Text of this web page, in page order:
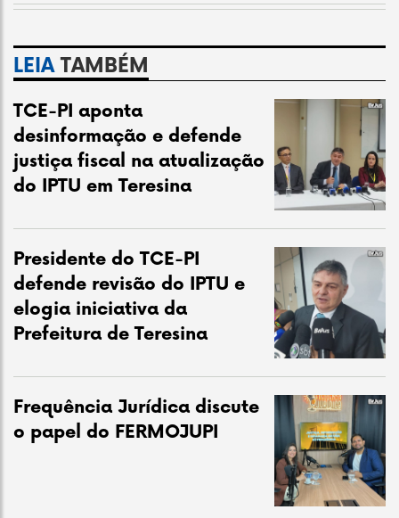
LEIATAMBÉM
TCE-PI aponta
desinformação e defende
justiça fiscal na atualização
do IPTU em Teresina
Presidente do TCE-PI
defende revisão do IPTU e
elogia iniciativa da
Prefeitura de Teresina
Frequência Jurídica discute
o papel do FERMOJUPI